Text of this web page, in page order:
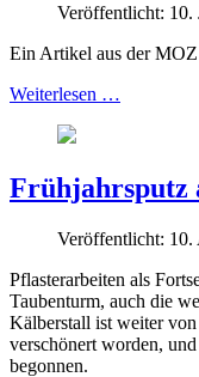
Veröffentlicht: 10.
Ein Artikel aus der
Weiterlesen …
Frühjahrsputz
Veröffentlicht:
Pflasterarbeiten als
Taubenturm, auch die
Kälberstall ist weiter
verschönert worden,
begonnen.